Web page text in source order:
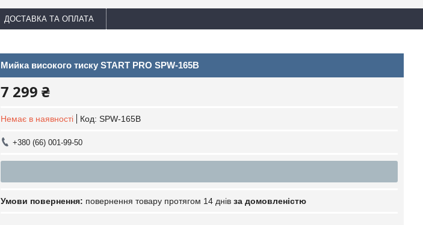
ДОСТАВКА ТА ОПЛАТА
Мийка високого тиску START PRO SPW-165B
7 299 ₴
Немає в наявності Код: SPW-165B
+380 (66) 001-99-50
повернення товару протягом 14 днів за домовленістю